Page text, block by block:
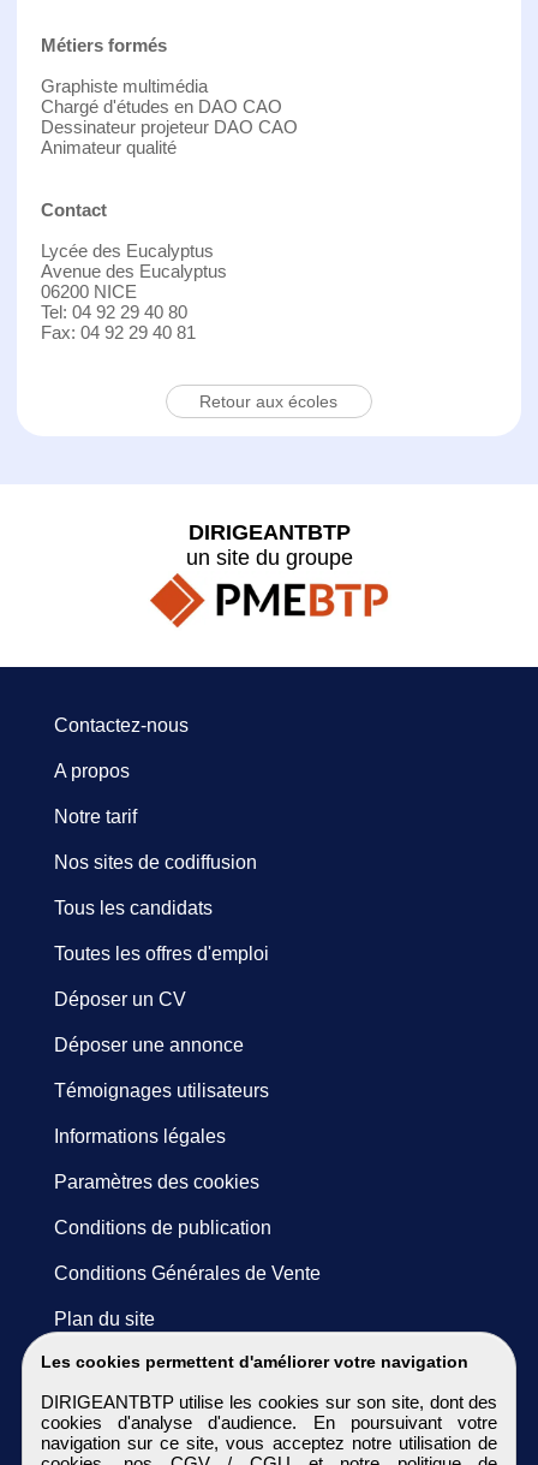
Métiers formés
Graphiste multimédia
Chargé d'études en DAO CAO
Dessinateur projeteur DAO CAO
Animateur qualité
Contact
Lycée des Eucalyptus
Avenue des Eucalyptus
06200 NICE
Tel: 04 92 29 40 80
Fax: 04 92 29 40 81
Retour aux écoles
Les cookies permettent d'améliorer votre navigation
DIRIGEANTBTP utilise les cookies sur son site, dont des
cookies d'analyse d'audience. En poursuivant votre
navigation sur ce site, vous acceptez notre utilisation de
DIRIGEANTBTP
un site du groupe
Contactez-nous
A propos
Notre tarif
Nos sites de codiffusion
Tous les candidats
Toutes les offres d'emploi
Déposer un CV
Déposer une annonce
Témoignages utilisateurs
Informations légales
Paramètres des cookies
Conditions de publication
Conditions Générales de Vente
Plan du site